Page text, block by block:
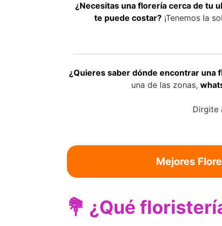
¿Necesitas una florería cerca de tu
te puede costar?¡Tenemos la
¿Quieres saber dónde encontrar una
una de las zonas,
Dirgite
Mejores
💐 ¿Qué